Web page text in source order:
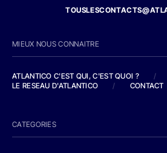
MIEUX NOUS CONNAITRE
ATLANTICO C'EST QUI, C'EST QUOI ?
/
LE RESEAU D'ATLANTICO
/ CONTACT
CATEGORIES